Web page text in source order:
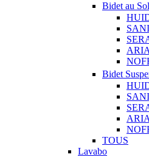
Bidet au Sol
ARIA
Bidet
ARIA
TOUS
Lavabo